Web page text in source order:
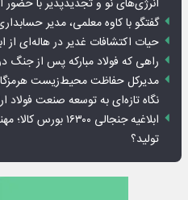
انرژی‌های نو و تجدیدپذیر با حضور
گفتگو با کاوه معلمی، مدیر
حیات اکتشافات غدیر در هاله‌ای از
راهی که فولاد مبارکه پس از
مدیرکل حفاظت محیط‌زیست
نگاه تازه‌ای به توسعه صنعت فولاد
ابلاغیه جنجالی
تولید؟